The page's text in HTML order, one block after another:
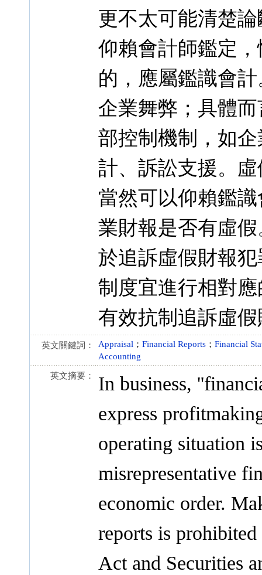
更不太可能清楚
仰賴會計師鑑定
的，應屬鑑識會
企業舞弊；具體
部控制機制，如
計、訴訟支援。
當然可以仰賴鑑
業財報是否有虛
於追訴虛假財報
制度宜進行相對
有效抗制追訴虛
英文關鍵詞： Appraisal ； Financial Reports ； Financial
Accounting
英文摘要：
In business,
express
operating situation
misrepresentative
economic order.
reports is
Act and Securities